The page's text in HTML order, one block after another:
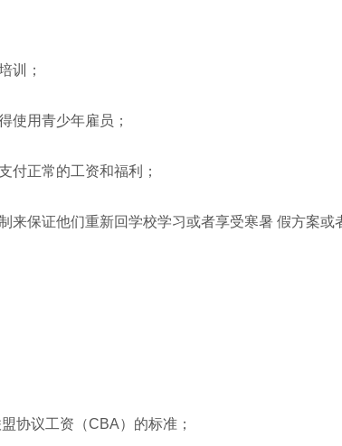
训；
使用青少年雇员；
付正常的工资和福利；
来保证他们重新回学校学习或者享受寒暑 假方案或
协议工资（CBA）的标准；